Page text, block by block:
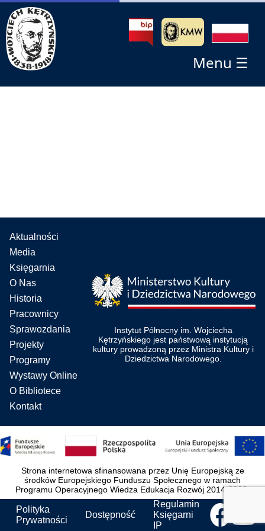
Menu ☰
Aktualności
Media
Księgarnia
O Nas
Historia
Pracownicy
Sprawozdania
Projekty
Programy
Wystawy Online
O Bibliotece
Kontakt
Instytut Północny im. Wojciecha
Kętrzyńskiego jest państwową instytucją
kultury prowadzoną przez Ministra Kultury i
Dziedzictwa Narodowego.
Strona internetowa sfinansowana przez Unię Europejską ze
środków Europejskiego Funduszu Społecznego w ramach
Programu Operacyjnego Wiedza Edukacja Rozwój 2014-2020.
Polityka
Prywatności
Dostępność
Regulamin
Księgarni
IP